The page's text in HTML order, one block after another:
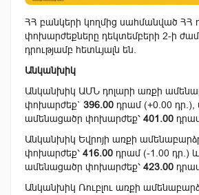
ՀՀ բանկերի կողմից սահմանված ՀՀ
փոխարժեքները դեկտեմբերի 2-ի
դրությամբ հետևյալն են.
Անկանխիկ
Անկանխիկ ԱՄՆ դոլարի առքի
փոխարժեք` 396.00 դրամ (+0.00
ամենացածր փոխարժեք՝ 401.00
Անկանխիկ Եվրոյի առքի
փոխարժեք՝ 416.00 դրամ (-1.00 դր.)
ամենացածր փոխարժեք՝ 423.00
Անկանխիկ Ռուբլու առքի